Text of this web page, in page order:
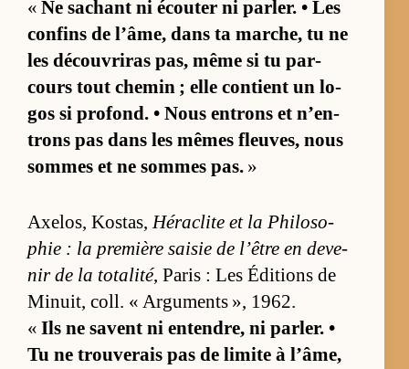
« Ne sa­chant ni écou­ter ni par­ler. • Les
confins de l’âme, dans ta mar­che, tu ne
les dé­cou­vri­ras pas, même si tu par­
cours tout che­min ; elle contient un lo­
gos si pro­fond. • Nous en­trons et n’en­
trons pas dans les mêmes fleu­ves, nous
sommes et ne sommes pas. »
Axe­los, Ko­stas,Hé­ra­clite et la Phi­lo­so­
phie : la pre­mière sai­sie de l’être en de­ve­
nir de la to­ta­lité, Pa­ris : Les Édi­tions de
Mi­nuit, coll. « Ar­gu­ments », 1962.
« Ils ne savent ni en­ten­dre, ni par­ler. •
Tu ne trou­ve­rais pas de li­mite à l’âme,